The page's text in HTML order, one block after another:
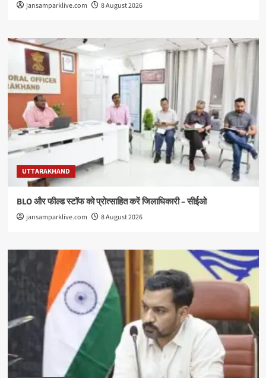
jansamparklive.com 8 August 2026
UTTARAKHAND
BLO और फील्ड स्टॉफ को प्रोत्साहित करें जिलाधिकारी – सीईओ
jansamparklive.com 8 August 2026